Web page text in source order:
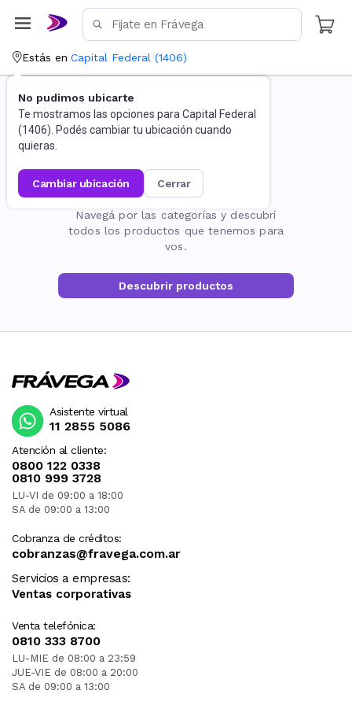
Estás en Capital Federal (1406)
No pudimos ubicarte
Te mostramos las opciones para Capital Federal
(1406). Podés cambiar tu ubicación cuando
quieras.
cambiar ubicación cerrar
La página no existe
Navegá por las categorías y descubrí
todos los productos que tenemos para
vos.
Descubrir productos
Atención al cliente:
0800 122 0338
0810 999 3728
LU-VI de 09:00 a 18:00
SA de 09:00 a 13:00
Cobranza de créditos:
cobranzas@fravega.com.ar
Servicios a empresas:
Ventas corporativas
Venta telefónica:
0810 333 8700
LU-MIE de 08:00 a 23:59
JUE-VIE de 08:00 a 20:00
SA de 09:00 a 13:00
Asistente virtual
11 2855 5086